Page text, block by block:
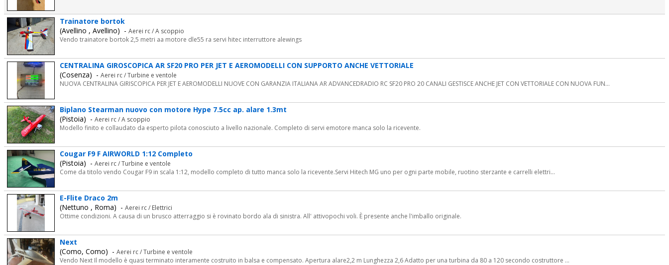
Trainatore bortok
(Avellino , Avellino) - Aerei rc / A scoppio
Vendo trainatore bortok 2,5 metri aa motore dle55 ra servi hitec interruttore alewings
CENTRALINA GIROSCOPICA AR SF20 PRO PER JET E AEROMODELLI CON SUPPORTO ANCHE VETTORIALE
(Cosenza) - Aerei rc / Turbine e ventole
NUOVA CENTRALINA GIRISCOPICA PER JET E AEROMODELLI NUOVE CON GARANZIA ITALIANA AR ADVANCEDRADIO RC SF20 PRO 20 CANALI GESTISCE ANCHE JET CON VETTORIALE CON NUOVA FUN...
Biplano Stearman nuovo con motore Hype 7.5cc ap. alare 1.3mt
(Pistoia) - Aerei rc / A scoppio
Modello finito e collaudato da esperto pilota conosciuto a livello nazionale. Completo di servi emotore manca solo la ricevente.
Cougar F9 F AIRWORLD 1:12 Completo
(Pistoia) - Aerei rc / Turbine e ventole
Come da titolo vendo Cougar F9 in scala 1:12, modello completo di tutto manca solo la ricevente.Servi Hitech MG uno per ogni parte mobile, ruotino sterzante e carrelli elettri...
E-Flite Draco 2m
(Nettuno , Roma) - Aerei rc / Elettrici
Ottime condizioni. A causa di un brusco atterraggio si è rovinato bordo ala di sinistra. All' attivopochi voli. È presente anche l'imballo originale.
Next
(Como, Como) - Aerei rc / Turbine e ventole
Vendo Next Il modello è quasi terminato interamente costruito in balsa e compensato. Apertura alare2,2 m Lunghezza 2,6 Adatto per una turbina da 80 a 120 secondo costruttore ...